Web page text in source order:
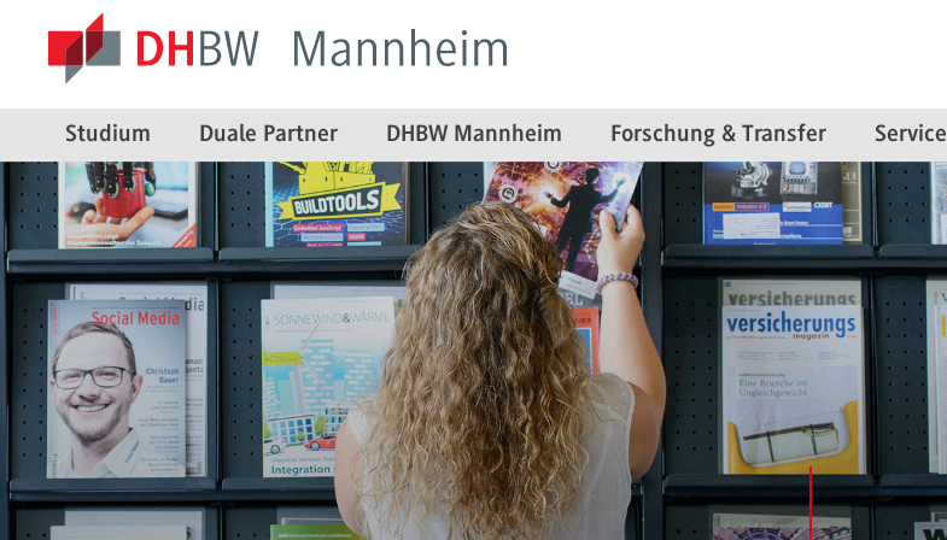
Studium Duale Partner DHBW Mannheim Forschung & Transfer Service